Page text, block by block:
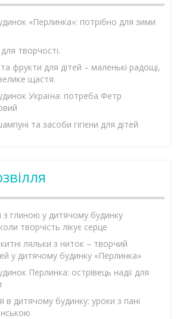
«Перлинка»: потрібно для зими
творчості.
фрукти для дітей – маленькі радощі,
щастя.
Україна: потреба Фетр
та засоби гігієни для дітей
з глиною у дитячому будинку
творчість лікує серце
ляльки з ниток – творчий
у дитячому будинку «Перлинка»
Перлинка: острівець надії для
в дитячому будинку: уроки з пані